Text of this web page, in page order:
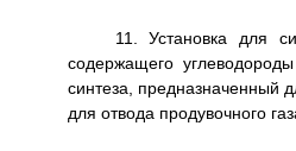
11. Установка для
содержащего
синтеза, предназначенный
для отвода продувочного